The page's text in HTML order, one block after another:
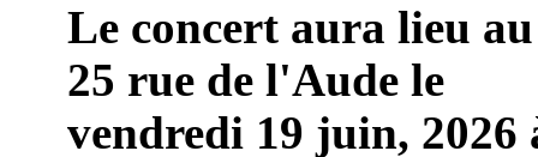
Le concert aura lieu au
25 rue de l'Aude le
vendredi 19 juin, 2026